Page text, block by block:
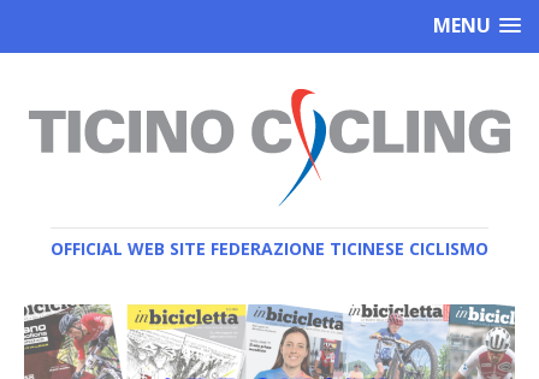
MENU
OFFICIAL WEB SITE FEDERAZIONE TICINESE CICLISMO